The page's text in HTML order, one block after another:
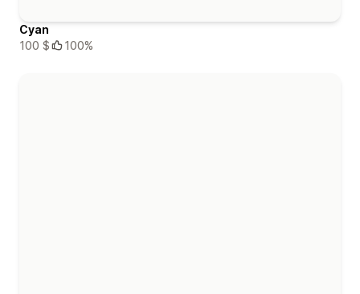
Cyan
100 $
100%